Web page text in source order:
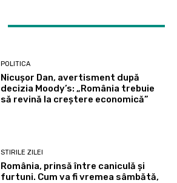
POLITICA
Nicușor Dan, avertisment după
decizia Moody’s: „România trebuie
să revină la creștere economică”
STIRILE ZILEI
România, prinsă între caniculă și
furtuni. Cum va fi vremea sâmbătă,